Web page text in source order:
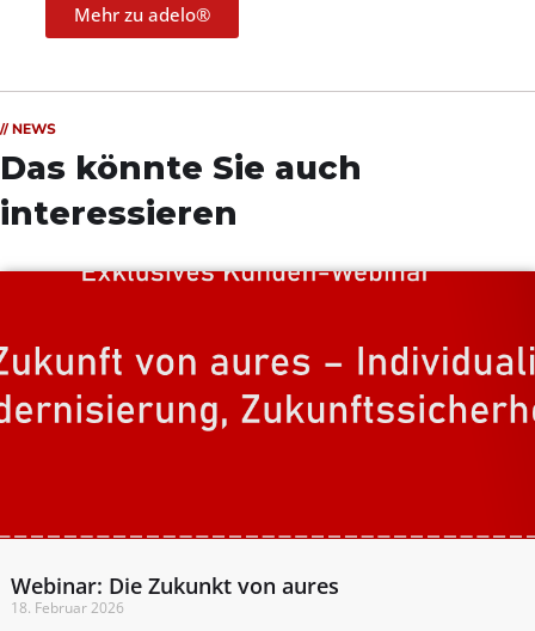
Mehr zu adelo®
// NEWS
Das könnte Sie auch
interessieren
Webinar: Die Zukunkt von aures
18. Februar 2026